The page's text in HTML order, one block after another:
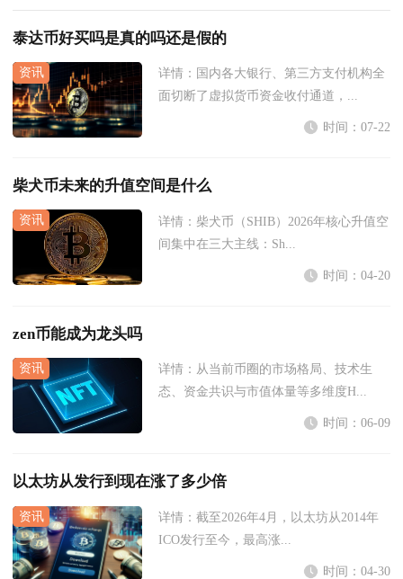
泰达币好买吗是真的吗还是假的
详情： 国内各大银行、第三方支付机构全
面切断了虚拟货币资金收付通道，...
时间：07-22
柴犬币未来的升值空间是什么
详情： 柴犬币（SHIB）2026年核心升值空
间集中在三大主线：Sh...
时间：04-20
zen币能成为龙头吗
详情： 从当前币圈的市场格局、技术生
态、资金共识与市值体量等多维度H...
时间：06-09
以太坊从发行到现在涨了多少倍
详情： 截至2026年4月，以太坊从2014年
ICO发行至今，最高涨...
时间：04-30